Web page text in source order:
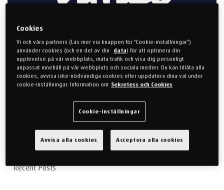
Recent Posts
Cookies
Vi och våra partners (Läs mer via knappen för "Cookie-inställningar")
använder cookies (och en del av din
data) för att optimera din
upplevelse på vår webbplats, mäta trafik och visa dig personligt
anpassat innehåll på vår webbplats och sociala medier. Du kan tillåta alla
cookies, avvisa icke-nödvändiga cookies eller uppdatera dina val under
cookie-inställningar. Information om Sekretess och Cookies
Cookie-inställningar
Avvisa alla cookies Acceptera alla cookies